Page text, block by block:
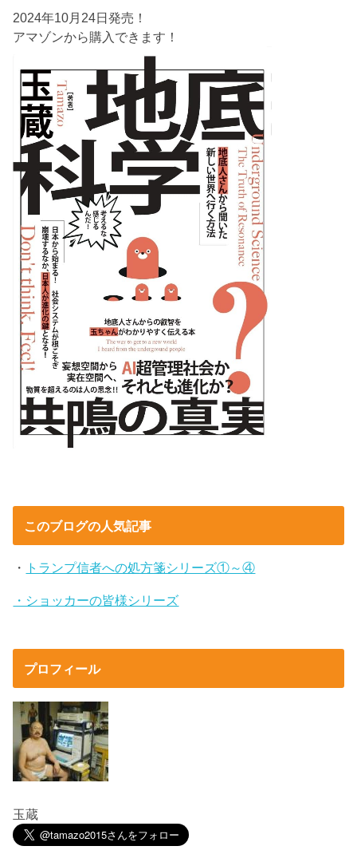
2024年10月24日発売！
アマゾンから購入できます！
このブログの人気記事
・ トランプ信者への処方箋シリーズ①～④
・ショッカーの皆様シリーズ
プロフィール
玉蔵